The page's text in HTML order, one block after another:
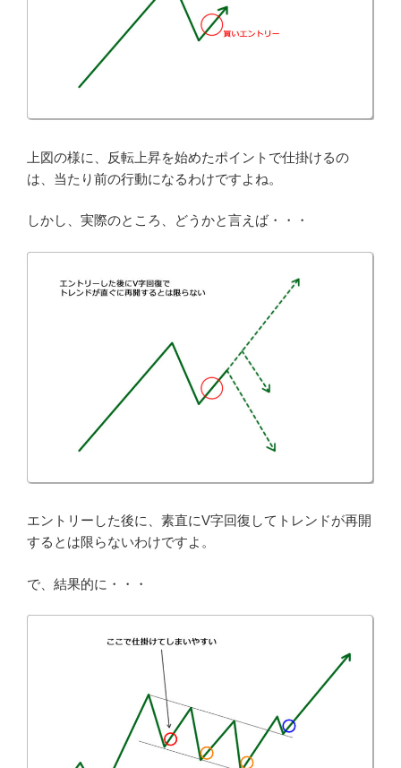
上図の様に、反転上昇を始めたポイントで仕掛けるの
は、当たり前の行動になるわけですよね。
しかし、実際のところ、どうかと言えば・・・
エントリーした後に、素直にV字回復してトレンドが再開
するとは限らないわけですよ。
で、結果的に・・・